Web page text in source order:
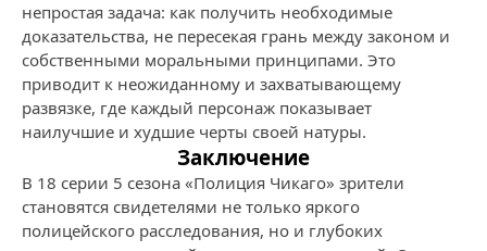
непростая задача: как получить необходимые
доказательства, не пересекая грань между законом и
собственными моральными принципами. Это
приводит к неожиданному и захватывающему
развязке, где каждый персонаж показывает
наилучшие и худшие черты своей натуры.
Заключение
В 18 серии 5 сезона «Полиция Чикаго» зрители
становятся свидетелями не только яркого
полицейского расследования, но и глубоких